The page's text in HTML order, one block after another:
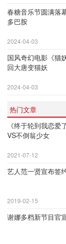
春糖音乐节圆满落
多巴胺
2024-04-03
国风奇幻电影《猫
回大唐变猫妖
2024-04-03
热门文章
《终于轮到我恋
VS不倒翁少女
2021-07-12
艺人范一贤宣布签
2019-02-15
谢娜多档新节目官